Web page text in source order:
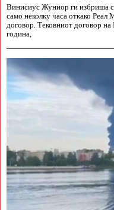
Винисиус Жуниор ги избриша
само неколку часа откако
договор. Тековниот договор на
година,